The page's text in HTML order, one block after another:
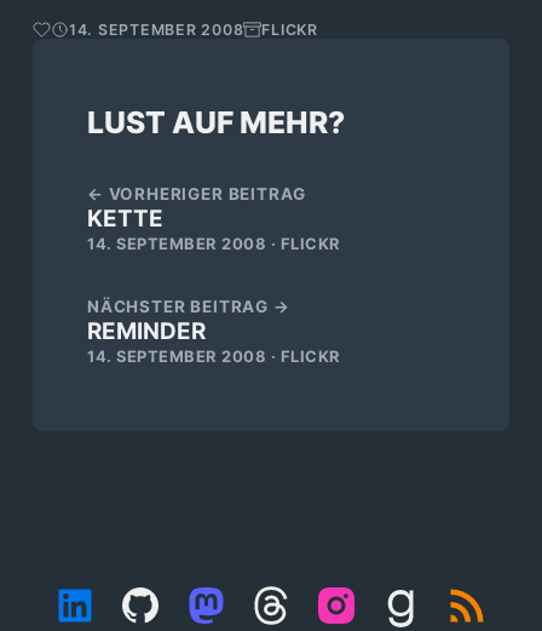
14. SEPTEMBER 2008 FLICKR
LUST AUF MEHR?
← VORHERIGER BEITRAG
KETTE
14. SEPTEMBER 2008 · FLICKR
NÄCHSTER BEITRAG →
REMINDER
14. SEPTEMBER 2008 · FLICKR